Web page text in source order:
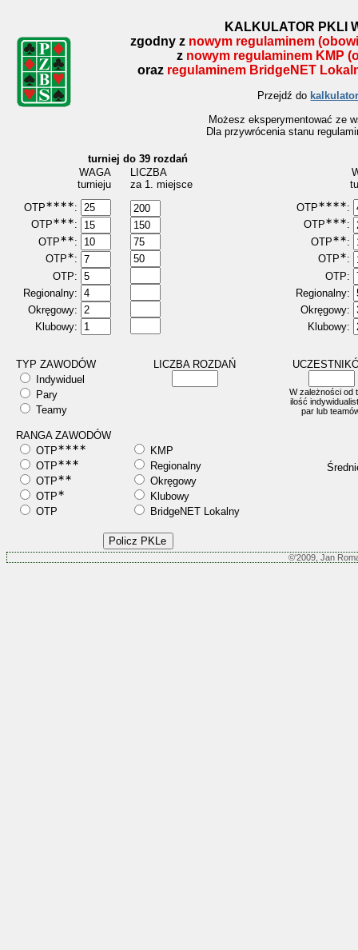
KALKULATOR PKLI
zgodny z nowym regulaminem
z nowym regulaminem KMP
oraz regulaminem BridgeNET
Przejdź do
Możesz eksperymentować ze
Dla przywrócenia stanu
turniej do 39 rozdań
WAGA
turnieju
LICZBA
za 1. miejsce
OTP∗∗∗∗:
OTP∗∗∗:
OTP∗∗:
OTP∗:
OTP:
Regionalny:
Okręgowy:
Klubowy:
OTP∗∗∗∗:
OTP∗∗∗:
OTP∗∗:
OTP∗:
OTP:
Regionalny:
Okręgowy:
Klubowy:
TYP ZAWODÓW
Indywiduel
Pary
Teamy
LICZBA ROZDAŃ
W zależności od
ilość
par lub
RANGA ZAWODÓW
OTP∗∗∗∗
OTP∗∗∗
OTP∗∗
OTP∗
OTP
KMP
Regionalny
Okręgowy
Klubowy
BridgeNET Lokalny
©'2009, Jan